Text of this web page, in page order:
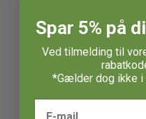
Spar 5% på
Ved tilmelding til
*Gælder dog ikke i